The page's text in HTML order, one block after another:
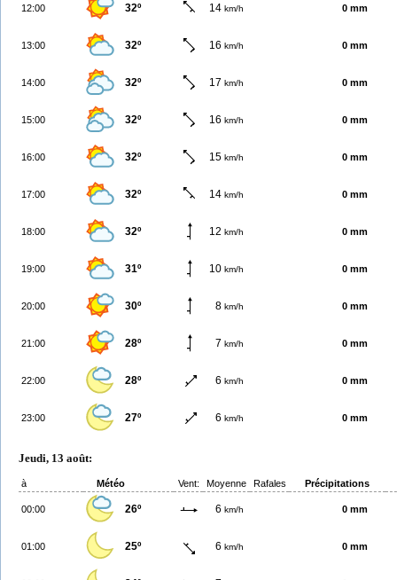
12:00 32º 14 km/h 0 mm
13:00 32º 16 km/h 0 mm
14:00 32º 17 km/h 0 mm
15:00 32º 16 km/h 0 mm
16:00 32º 15 km/h 0 mm
17:00 32º 14 km/h 0 mm
18:00 32º 12 km/h 0 mm
19:00 31º 10 km/h 0 mm
20:00 30º 8 km/h 0 mm
21:00 28º 7 km/h 0 mm
22:00 28º 6 km/h 0 mm
23:00 27º 6 km/h 0 mm
Jeudi, 13 août:
à Météo Vent: Moyenne Rafales Précipitations
00:00 26º 6 km/h 0 mm
01:00 25º 6 km/h 0 mm